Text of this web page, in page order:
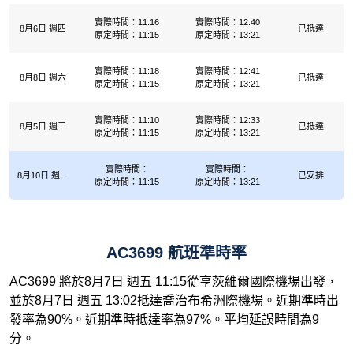
8月6日 週四
實際時間：11:16
原定時間：11:15
實際時間：12:40
原定時間：13:21
已抵達
8月8日 週六
實際時間：11:18
原定時間：11:15
實際時間：12:41
原定時間：13:21
已抵達
8月5日 週三
實際時間：11:10
原定時間：11:15
實際時間：12:33
原定時間：13:21
已抵達
8月10日 週一
實際時間：
原定時間：11:15
實際時間：
原定時間：13:21
已安排
AC3699 航班準時率
AC3699 將於8月7日 週五 11:15從亨茨維爾國際機場出發，
並於8月7日 週五 13:02抵達喬治布希洲際機場。近期準時出
發率為90%。近期準時抵達率為97%。平均延誤時間為9
分。